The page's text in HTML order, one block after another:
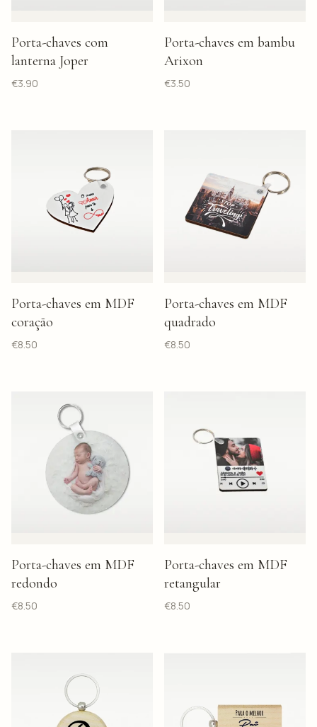
Porta-chaves com
lanterna Joper
€3.90
Porta-chaves em bambu
Arixon
€3.50
Porta-chaves em MDF
coração
€8.50
Porta-chaves em MDF
quadrado
€8.50
Porta-chaves em MDF
redondo
€8.50
Porta-chaves em MDF
retangular
€8.50